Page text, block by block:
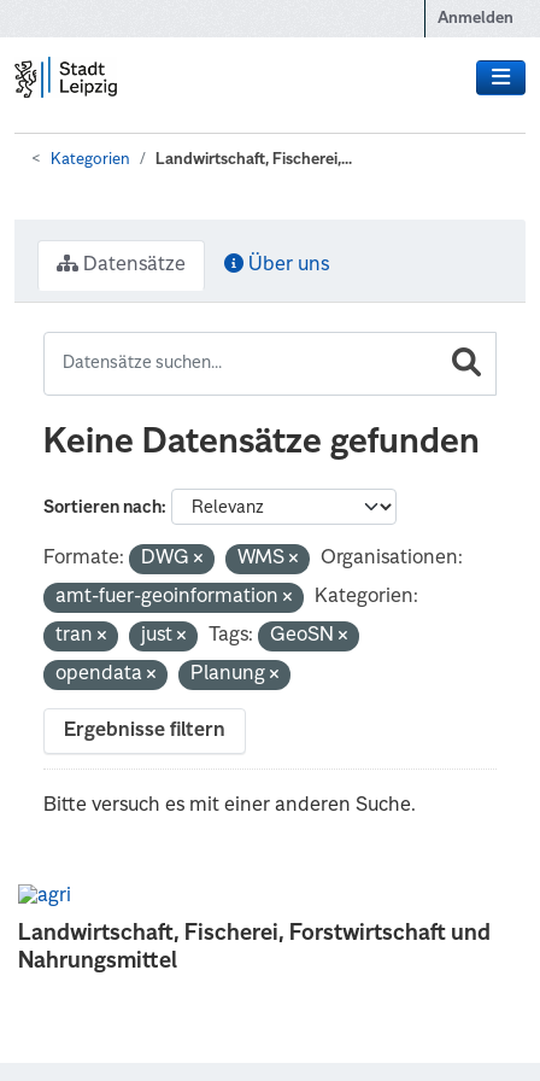
Anmelden
Kategorien Landwirtschaft, Fischerei,...
Landwirtschaft, Fischerei, Forstwirtschaft und
Nahrungsmittel
Datensätze Über uns
Keine Datensätze gefunden
Sortieren nach
Formate: DWG WMS
Organisationen:
amt-fuer-geoinformation
Kategorien:
tran
just Tags:
GeoSN
opendata
Planung
Ergebnisse filtern
Bitte versuch es mit einer anderen Suche.